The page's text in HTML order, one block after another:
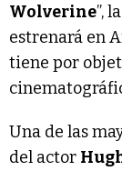
Wolverine”,
estrenará en
tiene por
Una de las
del actor